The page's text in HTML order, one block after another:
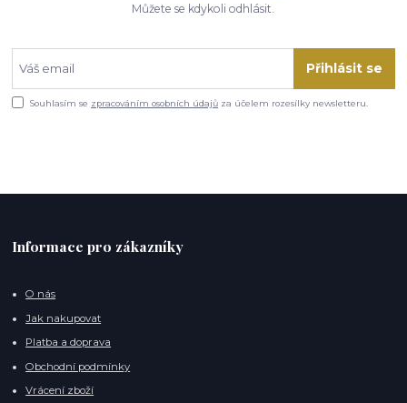
Můžete se kdykoli odhlásit.
Přihlásit se
Souhlasím se zpracováním osobních údajů za účelem rozesílky newsletteru.
Informace pro zákazníky
O nás
Jak nakupovat
Platba a doprava
Obchodní podmínky
Vrácení zboží